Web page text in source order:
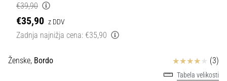
izvajamo?
run«
€39,90
€35,90 z DDV
Zadnja najnižja cena: €35,90
Ženske, Bordo Ocena izdelka(3)
Tabela velikosti